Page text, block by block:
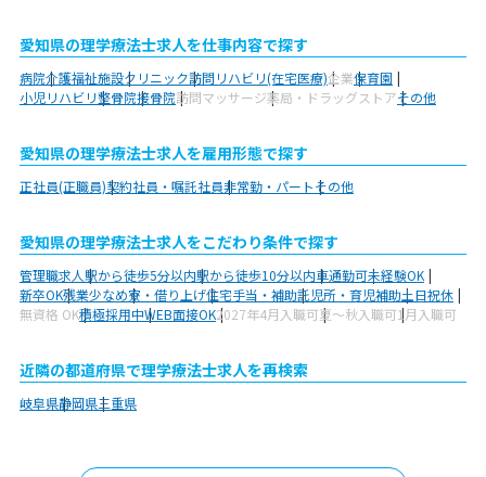
愛知県の理学療法士求人を仕事内容で探す
病院介護福祉施設クリニック訪問リハビリ(在宅医療)企業保育園
小児リハビリ整骨院接骨院訪問マッサージ薬局・ドラッグストアその他
愛知県の理学療法士求人を雇用形態で探す
正社員(正職員)契約社員・嘱託社員非常勤・パートその他
愛知県の理学療法士求人をこだわり条件で探す
管理職求人駅から徒歩5分以内駅から徒歩10分以内車通勤可未経験OK
新卒OK残業少なめ寮・借り上げ住宅手当・補助託児所・育児補助土日祝休
無資格 OK積極採用中WEB面接OK2027年4月入職可夏～秋入職可1月入職可
近隣の都道府県で理学療法士求人を再検索
岐阜県静岡県三重県